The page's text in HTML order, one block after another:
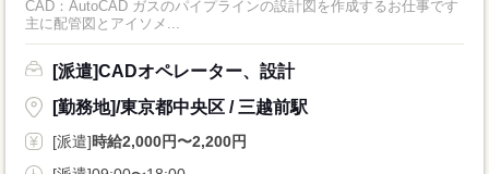
CAD：AutoCAD ガスのパイプラインの設計図を作成するお仕事です
主に配管図とアイソメ...
[派遣]CADオペレーター、設計
[勤務地]/東京都中央区 / 三越前駅
[派遣]時給2,000円〜2,200円